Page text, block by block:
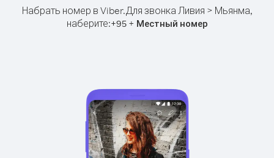
Набрать номер в Viber.Для звонка Ливия > Мьянма,
наберите:+95+ Местный номер